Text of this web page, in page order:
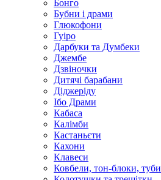
Бонго
Бубни і драми
Глюкофони
Гуіро
Дарбуки та Думбеки
Джембе
Дзвіночки
Дитячі барабани
Діджеріду
Ібо Драми
Кабаса
Калімби
Кастаньєти
Кахони
Клавеси
Ковбели, тон-блоки, туби